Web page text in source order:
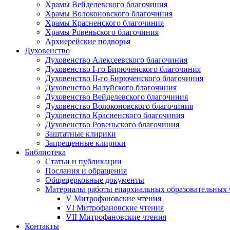
Храмы Вейделевского благочиния
Храмы Волоконовского благочиния
Храмы Красненского благочиния
Храмы Ровеньского благочиния
Архиерейские подворья
Духовенство
Духовенство Алексеевского благочиния
Духовенство I-го Бирюченского благочиния
Духовенство II-го Бирюченского благочиния
Духовенство Валуйского благочиния
Духовенство Вейделевского благочиния
Духовенство Волоконовского благочиния
Духовенство Красненского благочиния
Духовенство Ровеньского благочиния
Заштатные клирики
Запрещенные клирики
Библиотека
Статьи и публикации
Послания и обращения
Общецерковные документы
Материалы работы епархиальных образовательных
V Митрофановские чтения
VI Митрофановские чтения
VII Митрофановские чтения
Контакты